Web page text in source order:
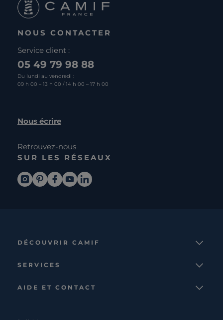
NOUS CONTACTER
Service client :
05 49 79 98 88
Du lundi au vendredi :
09 h 00 – 13 h 00 / 14 h 00 – 17 h 00
Nous écrire
Retrouvez-nous
SUR LES RÉSEAUX
DÉCOUVRIR CAMIF
Nos collections
SERVICES
AIDE ET CONTACT